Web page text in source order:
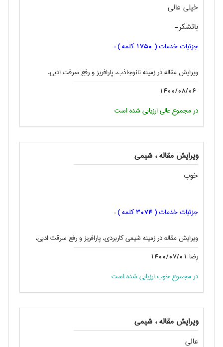
خيلي عالي
باتشكر-
جزئیات خدمات ( 1750 کلمه ) :
ویرایش مقاله در زمینه نانوجاذب، پارافریز و رفع سرقت ادبی،
1400/08/06
در مجموع عالی ارزیابی شده است
ویرایش مقاله ، شيمی
خوب
جزئیات خدمات ( 3074کلمه ) :
ویرایش مقاله در زمینه شیمی کاربردی، پارافریز و رفع سرقت ادبی،
رضا 1400/07/01
در مجموع خوب ارزیابی شده است
ویرایش مقاله ، شيمی
عالی